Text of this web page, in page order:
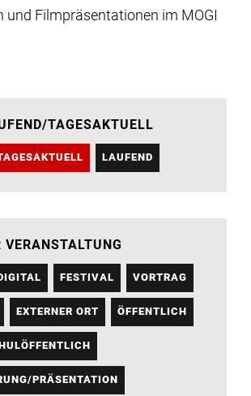
und Filmpräsentationen im MOGI
TAGESAKTUELL
LAUFEND
VERANSTALTUNG
FESTIVAL VORTRAG
EXTERNER ORT ÖFFENTLICH
PRÄSENTATION